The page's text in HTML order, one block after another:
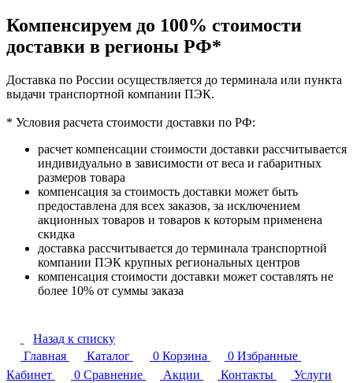
Компенсируем до 100% стоимости
доставки в регионы РФ*
Доставка по России осуществляется до терминала или пункта
выдачи транспортной компании ПЭК.
* Условия расчета стоимости доставки по РФ:
расчет компенсации стоимости доставки рассчитывается
индивидуально в зависимости от веса и габаритных
размеров товара
компенсация за стоимость доставки может быть
предоставлена для всех заказов, за исключением
акционных товаров и товаров к которым применена
скидка
доставка рассчитывается до терминала транспортной
компании ПЭК крупных региональных центров
компенсация стоимости доставки может составлять не
более 10% от суммы заказа
Назад к списку
Главная
Каталог 0 Корзина 0 Избранные
Кабинет
0 Сравнение Акции Контакты
Услуги